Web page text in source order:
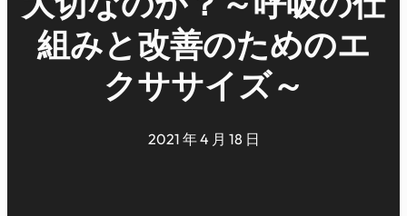
組みと改善のためのエ
クササイズ～
2021 年 4 月 18 日